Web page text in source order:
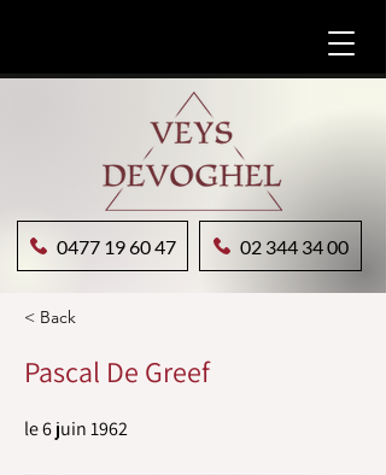
0477 19 60 47 02 344 34 00
< Back
Pascal De Greef
le 6 juin 1962